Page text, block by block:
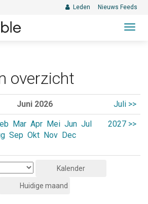
Leden Nieuws Feeds
overzicht
Juni 2026 Juli >>
Mar Apr Mei Jun Jul
Sep Okt Nov Dec
2027 >>